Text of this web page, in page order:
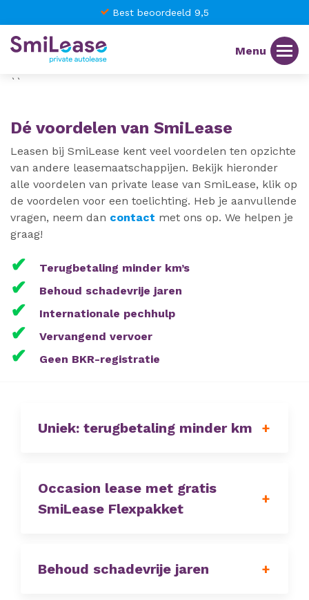
Best beoordeeld 9,5
``
Dé voordelen van SmiLease
Leasen bij SmiLease kent veel voordelen ten opzichte
van andere leasemaatschappijen. Bekijk hieronder
alle voordelen van private lease van SmiLease, klik op
de voordelen voor een toelichting. Heb je aanvullende
vragen, neem dan contact met ons op. We helpen je
graag!
✔ Terugbetaling minder km’s
✔ Behoud schadevrije jaren
✔ Internationale pechhulp
✔ Vervangend vervoer
✔ Geen BKR-registratie
Uniek: terugbetaling minder km
Occasion lease met gratis
SmiLease Flexpakket
Behoud schadevrije jaren